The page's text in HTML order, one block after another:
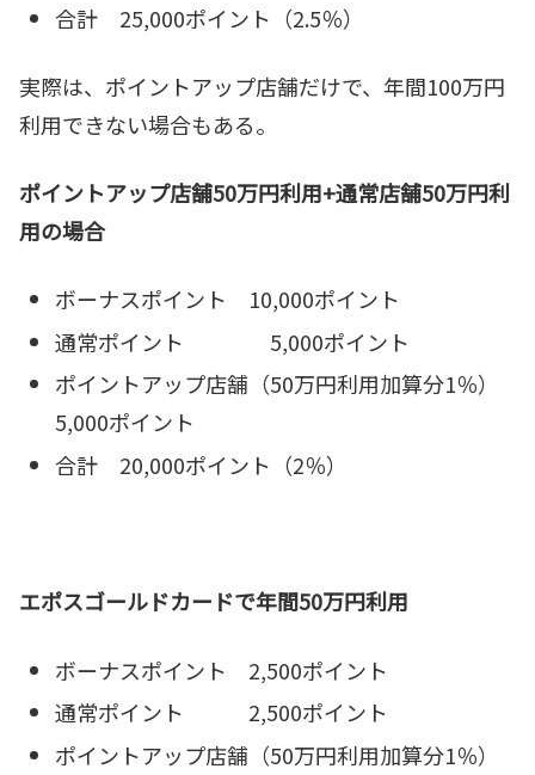
合計 25,000ポイント（2.5％）
実際は、ポイントアップ店舗だけで、年間100万円
利用できない場合もある。
ポイントアップ店舗50万円利用+通常店舗50万円利
用の場合
ボーナスポイント 10,000ポイント
通常ポイント 5,000ポイント
ポイントアップ店舗（50万円利用加算分1％）
5,000ポイント
合計 20,000ポイント（2％）
エポスゴールドカードで年間50万円利用
ボーナスポイント 2,500ポイント
通常ポイント 2,500ポイント
ポイントアップ店舗（50万円利用加算分1％）